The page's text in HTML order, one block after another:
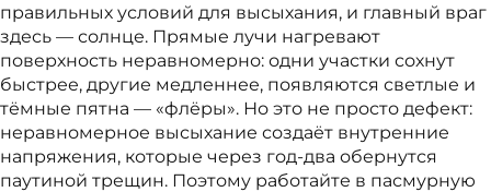
правильных условий для высыхания, и главный враг
здесь — солнце. Прямые лучи нагревают
поверхность неравномерно: одни участки сохнут
быстрее, другие медленнее, появляются светлые и
тёмные пятна — «флёры». Но это не просто дефект:
неравномерное высыхание создаёт внутренние
напряжения, которые через год‑два обернутся
паутиной трещин. Поэтому работайте в пасмурную